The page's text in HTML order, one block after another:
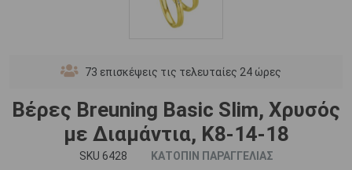
73 επισκέψεις τις τελευταίες 24 ώρες
Βέρες Breuning Basic Slim, Χρυσός
με Διαμάντια, Κ8-14-18
SKU 6428
ΚΑΤΟΠΙΝ ΠΑΡΑΓΓΕΛΙΑΣ